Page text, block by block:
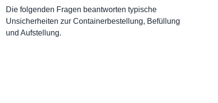
Die folgenden Fragen beantworten typische
Unsicherheiten zur Containerbestellung, Befüllung
und Aufstellung.